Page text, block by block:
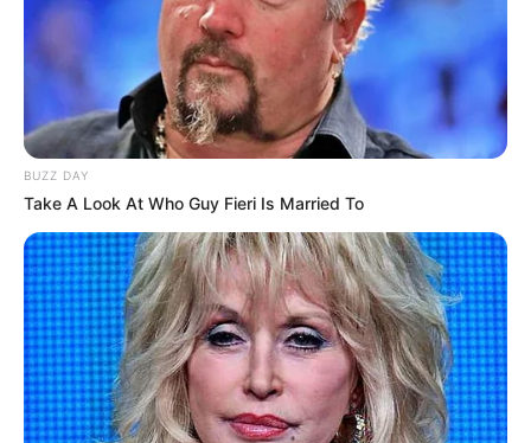
BUZZ DAY
Take A Look At Who Guy Fieri Is Married To